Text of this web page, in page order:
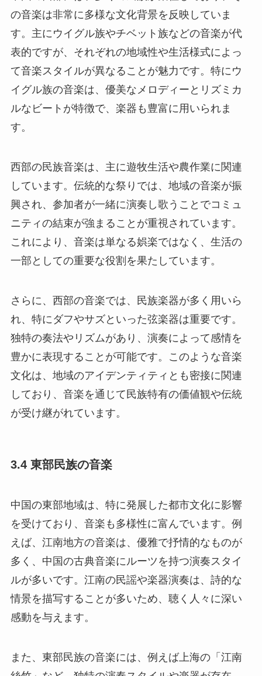
の音楽は非常に多様な文化背景を反映していま
す。主にウイグル族やチベット族などの音楽が代
表的ですが、それぞれの地域性や生活様式によっ
て音楽スタイルが異なることが魅力です。特にウ
イグル族の音楽は、優美なメロディーとリズミカ
ルなビートが特徴で、楽器も豊富に用いられま
す。
西部の民族音楽は、主に遊牧生活や農作業に関連
しています。伝統的な祭りでは、地域の音楽が振
興され、参加者が一緒に演奏し歌うことでコミュ
ニティの結束が強まることが重視されています。
これにより、音楽は単なる娯楽ではなく、生活の
一部としての重要な役割を果たしています。
さらに、西部の音楽では、民族楽器が多く用いら
れ、特にダフやサズといった弦楽器は重要です。
独特の奏法やリズムがあり、演奏によって感情を
豊かに表現することが可能です。このような音楽
文化は、地域のアイデンティティとも密接に関連
しており、音楽を通じて民族特有の価値観や伝統
が受け継がれています。
3.4 東部民族の音楽
中国の東部地域は、特に発展した都市文化に影響
を受けており、音楽も多様性に富んでいます。例
えば、江南地方の音楽は、優雅で抒情的なものが
多く、中国の古典音楽にルーツを持つ演奏スタイ
ルが多いです。江南の民謡や楽器演奏は、詩的な
情景を描写することが多いため、聴く人々に深い
感動を与えます。
また、東部民族の音楽には、例えば上海の「江南